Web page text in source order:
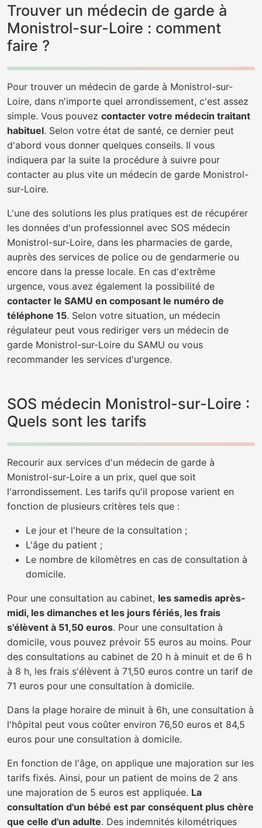
Trouver un médecin de garde à
Monistrol-sur-Loire : comment
faire ?
Pour trouver un médecin de garde à Monistrol-sur-
Loire, dans n'importe quel arrondissement, c'est assez
simple. Vous pouvez contacter votre médecin traitant
habituel. Selon votre état de santé, ce dernier peut
d'abord vous donner quelques conseils. Il vous
indiquera par la suite la procédure à suivre pour
contacter au plus vite un médecin de garde Monistrol-
sur-Loire.
L'une des solutions les plus pratiques est de récupérer
les données d'un professionnel avec SOS médecin
Monistrol-sur-Loire, dans les pharmacies de garde,
auprès des services de police ou de gendarmerie ou
encore dans la presse locale. En cas d'extrême
urgence, vous avez également la possibilité de
contacter le SAMU en composant le numéro de
téléphone 15. Selon votre situation, un médecin
régulateur peut vous rediriger vers un médecin de
garde Monistrol-sur-Loire du SAMU ou vous
recommander les services d'urgence.
SOS médecin Monistrol-sur-Loire :
Quels sont les tarifs
Recourir aux services d'un médecin de garde à
Monistrol-sur-Loire a un prix, quel que soit
l'arrondissement. Les tarifs qu'il propose varient en
fonction de plusieurs critères tels que :
Le jour et l'heure de la consultation ;
L'âge du patient ;
Le nombre de kilomètres en cas de consultation à
domicile.
Pour une consultation au cabinet, les samedis après-
midi, les dimanches et les jours fériés, les frais
s'élèvent à 51,50 euros. Pour une consultation à
domicile, vous pouvez prévoir 55 euros au moins. Pour
des consultations au cabinet de 20 h à minuit et de 6 h
à 8 h, les frais s'élèvent à 71,50 euros contre un tarif de
71 euros pour une consultation à domicile.
Dans la plage horaire de minuit à 6h, une consultation à
l'hôpital peut vous coûter environ 76,50 euros et 84,5
euros pour une consultation à domicile.
En fonction de l'âge, on applique une majoration sur les
tarifs fixés. Ainsi, pour un patient de moins de 2 ans
une majoration de 5 euros est appliquée. La
consultation d'un bébé est par conséquent plus chère
que celle d'un adulte. Des indemnités kilométriques